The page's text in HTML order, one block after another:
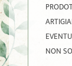
NON